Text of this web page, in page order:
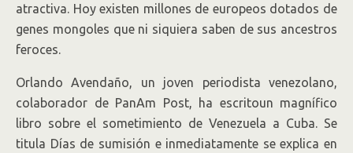
atractiva. Hoy existen millones de europeos dotados de
genes mongoles que ni siquiera saben de sus ancestros
feroces.
Orlando Avendaño, un joven periodista venezolano,
colaborador de PanAm Post, ha escritoun magnífico
libro sobre el sometimiento de Venezuela a Cuba. Se
titula Días de sumisión e inmediatamente se explica en